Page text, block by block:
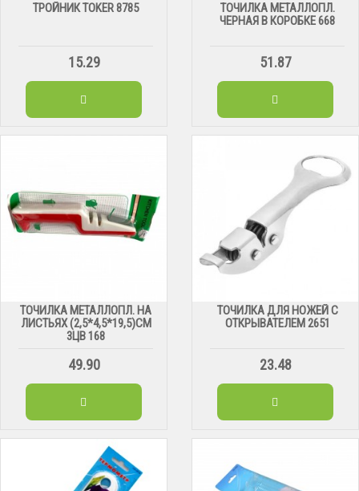
ТРОЙНИК TOKER 8785
15.29
ТОЧИЛКА МЕТАЛЛОПЛ.
ЧЕРНАЯ В КОРОБКЕ 668
51.87
ТОЧИЛКА МЕТАЛЛОПЛ. НА
ЛИСТЬЯХ (2,5*4,5*19,5)СМ
3ЦВ 168
49.90
ТОЧИЛКА ДЛЯ НОЖЕЙ С
ОТКРЫВАТЕЛЕМ 2651
23.48